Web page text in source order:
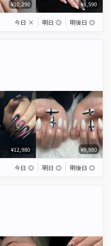
¥10,290 ¥8,590
今日 × 明日 ◎ 明後日 ◎
¥12,980 ¥9,980
今日 ◎ 明日 ◎ 明後日 ◎